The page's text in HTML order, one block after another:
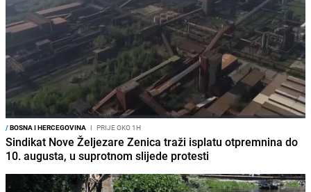
/BOSNA I HERCEGOVINA I PRIJE OKO 1H
Sindikat Nove Željezare Zenica traži isplatu otpremnina do
10. augusta, u suprotnom slijede protesti